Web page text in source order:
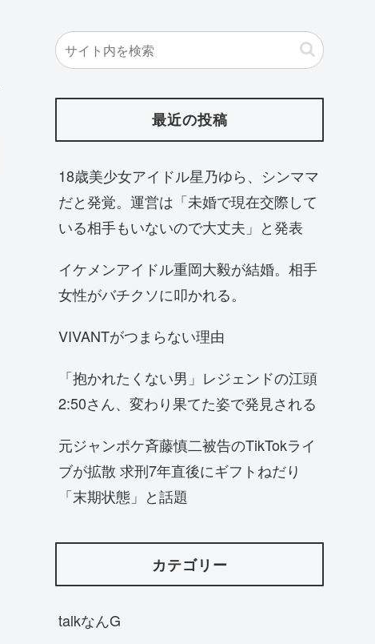
最近の投稿
18歳美少女アイドル星乃ゆら、シンママ
だと発覚。運営は「未婚で現在交際して
いる相手もいないので大丈夫」と発表
イケメンアイドル重岡大毅が結婚。相手
女性がバチクソに叩かれる。
VIVANTがつまらない理由
「抱かれたくない男」レジェンドの江頭
2:50さん、変わり果てた姿で発見される
元ジャンポケ斉藤慎二被告のTikTokライ
ブが拡散 求刑7年直後にギフトねだり
「末期状態」と話題
カテゴリー
talkなんG